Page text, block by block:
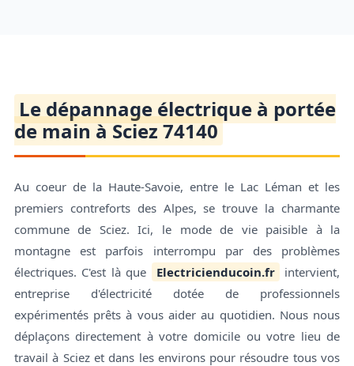
Le dépannage électrique à portée
de main à Sciez 74140
Au coeur de la Haute-Savoie, entre le Lac Léman et les
premiers contreforts des Alpes, se trouve la charmante
commune de Sciez. Ici, le mode de vie paisible à la
montagne est parfois interrompu par des problèmes
électriques. C'est là que
Electricienducoin.fr
intervient,
entreprise d'électricité dotée de professionnels
expérimentés prêts à vous aider au quotidien. Nous nous
déplaçons directement à votre domicile ou votre lieu de
travail à Sciez et dans les environs pour résoudre tous vos